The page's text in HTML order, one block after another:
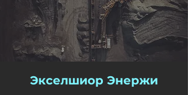
Экселшиор Энержи